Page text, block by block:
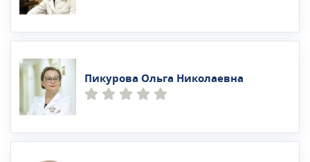
Пикурова Ольга Николаевна